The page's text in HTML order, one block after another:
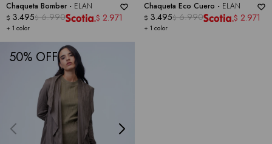
Chaqueta Bomber - ELAN
+ 1 color
$ 3.495$ 6.990 $ 2.971
Chaqueta Eco Cuero - ELAN
+ 1 color
$ 3.495$ 6.990 $ 2.971
50